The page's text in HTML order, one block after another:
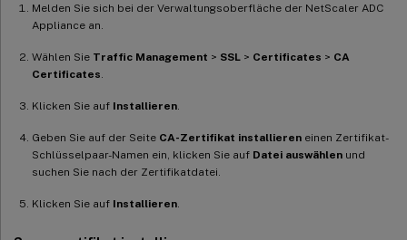
</ArrayOfServiceStatus>
Melden Sie sich bei der Verwaltungsoberfläche der NetScaler ADC
Appliance an.
Wählen Sie Traffic Management > SSL > Certificates > CA
Certificates
Klicken Sie auf Installieren
Geben Sie auf der Seite CA-Zertifikat installieren einen Zertifikat-
Schlüsselpaar-Namen ein, klicken Sie auf Datei auswählen und
suchen Sie nach der Zertifikatdatei.
Klicken Sie auf Installieren